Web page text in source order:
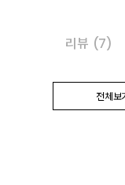
리뷰 (7)
전체보